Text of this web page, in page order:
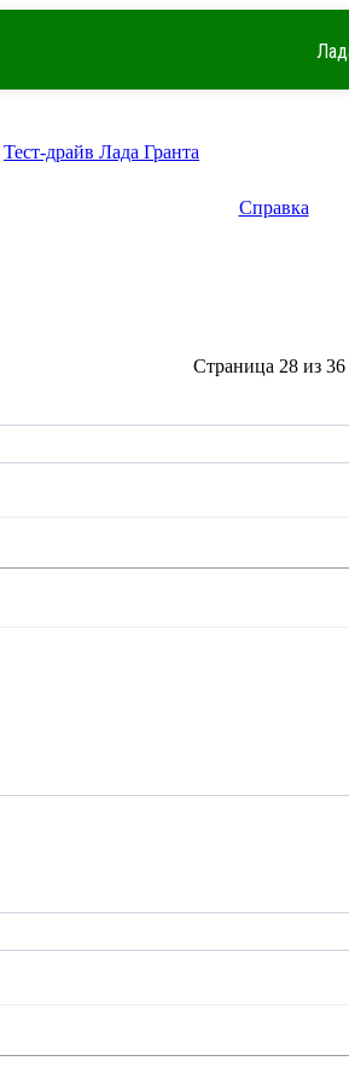
Тест-драйв Лада Гранта
Справка
Страница 28 из 36